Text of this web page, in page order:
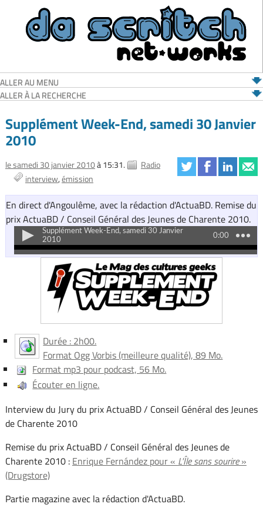
ALLER AU MENU
ALLER À LA RECHERCHE
Supplément Week-End, samedi 30 Janvier
2010
le samedi 30 janvier 2010à 15:31.
Radio
interview émission
En direct d'Angoulême, avec la rédaction d'ActuaBD. Remise du
prix ActuaBD / Conseil Général des Jeunes de Charente 2010.
Durée : 2h00.
Format Ogg Vorbis (meilleure qualité), 89 Mo.
Format mp3 pour podcast, 56 Mo.
Écouter en ligne.
Interview du Jury du prix ActuaBD / Conseil Général des Jeunes
de Charente 2010
Remise du prix ActuaBD / Conseil Général des Jeunes de
Charente 2010 : Enrique Fernández pour « L'Île sans sourire»
(Drugstore)
Partie magazine avec la rédaction d'ActuaBD.